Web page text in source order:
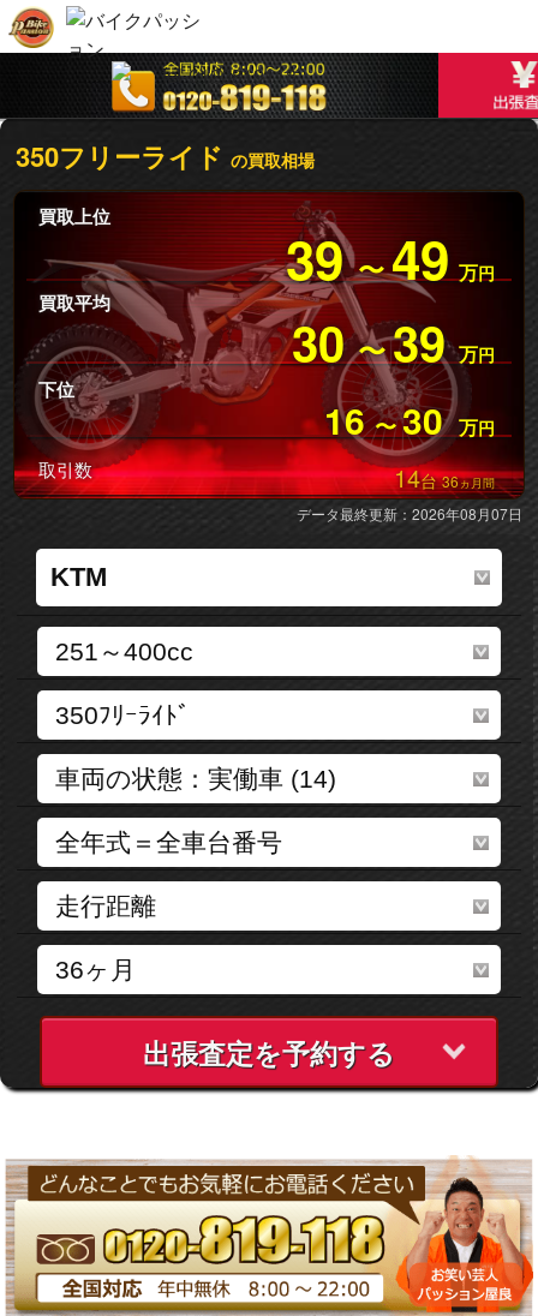
350フリーライド の買取相場
買取上位
39 〜49 万円
買取平均
30 〜39 万円
下位
16 〜30 万円
取引数 14台36ヵ月間
データ最終更新：2026年08月07日
出張査定を予約する